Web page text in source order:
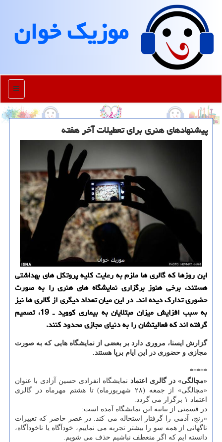
موزیك خوان
منو
پیشنهادهای هنری برای تعطیلات آخر هفته
این روزها كه گالری ها ملزم به رعایت كلیه پروتكل های بهداشتی
هستند، برخی هنوز برگزاری نمایشگاه های هنری را به صورت
حضوری تدارك دیده اند. در این میان تعداد دیگری از گالری ها نیز
به سبب افزایش میزان مبتلایان به بیماری كووید ـ 19، تصمیم
گرفته اند كه فعالیتشان را به دنیای مجازی محدود كنند.
گزارش ایسنا، مروری دارد بر بعضی از نمایشگاه هایی که به صورت
مجازی و حضوری در این ایام برپا هستند.
*****
«مچالگی» در گالری اعتماد نمایشگاه انفرادی حسین آزادی با عنوان
«مچالگی» از جمعه (۲۸ شهریورماه) تا هشتم مهرماه در گالری
اعتماد ۱ برگزار می گردد.
در قسمتی از بیانیه این نمایشگاه آمده است:
«رنج، آدمی را گرفتار استحاله می کند. در عصر حاضر که تغییرات
ناگهانی از همه سو را بیشتر تجربه می نماییم، خودآگاه یا ناخودآگاه،
دانسته ایم که اگر منعطف نباشیم حذف می شویم.